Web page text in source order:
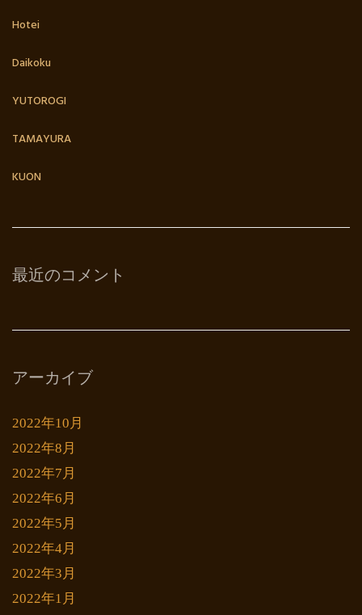
Hotei
Daikoku
YUTOROGI
TAMAYURA
KUON
最近のコメント
アーカイブ
2022年10月
2022年8月
2022年7月
2022年6月
2022年5月
2022年4月
2022年3月
2022年1月